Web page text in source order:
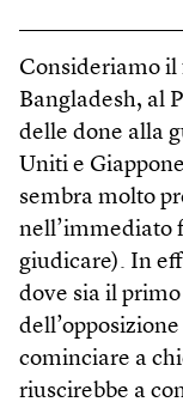
Consideriamo il
Bangladesh, al
delle done alla
Uniti e
sembra molto
nell’immediato
giudicare). In
dove sia il
cominciare a
riuscirebbe a